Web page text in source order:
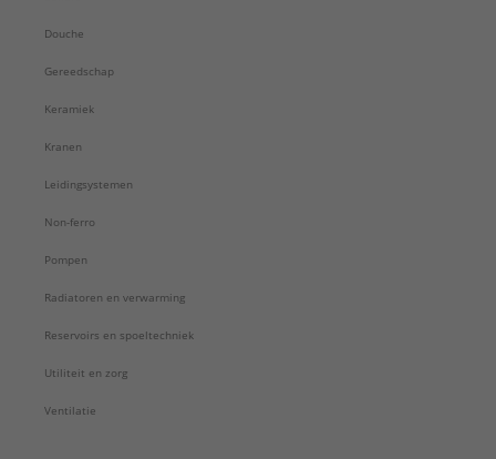
Douche
Gereedschap
Keramiek
Kranen
Leidingsystemen
Non-ferro
Pompen
Radiatoren en verwarming
Reservoirs en spoeltechniek
Utiliteit en zorg
Ventilatie